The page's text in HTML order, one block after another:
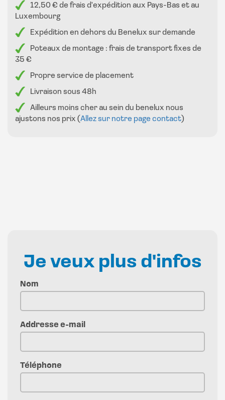
votre borne de recharge.
Les grands témoins lumineux indiquent clairement quand le
chargeur est actif ou éteint.
Un bouton d’arrêt d’urgence et un bouton de détection
des fuites sont fournis sur ce chargeur pour que tout soit
sécurisé lors de la charge.
Le lecteur RFID permet de démarrer facilement le
chargeur. Vous recevez une paire de badges fournis que
12,50 € de frais d'expédition aux Pays-Bas et au
Luxembourg
Expédition en dehors du Benelux sur demande
Poteaux de montage : frais de transport fixes de
35 €
Propre service de placement
Livraison sous 48h
Ailleurs moins cher au sein du benelux nous
ajustons nos prix (Allez sur notre page contact)
Je veux plus d'infos
Nom
Addresse e-mail
Téléphone